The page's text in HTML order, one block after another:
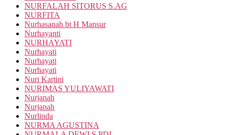
NURFALAH SITORUS S.AG
NURFITA
Nurhasanah bt H Mansur
Nurhayanti
NURHAYATI
Nurhayati
Nurhayati
Nurhayati
Nuri Kartini
NURIMAS YULIYAWATI
Nurjanah
Nurjanah
Nurlinda
NURMA AGUSTINA